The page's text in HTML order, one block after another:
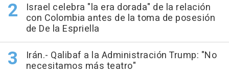
Israel celebra "la era dorada" de la relación
con Colombia antes de la toma de posesión
de De la Espriella
Irán.- Qalibaf a la Administración Trump: "No
necesitamos más teatro"